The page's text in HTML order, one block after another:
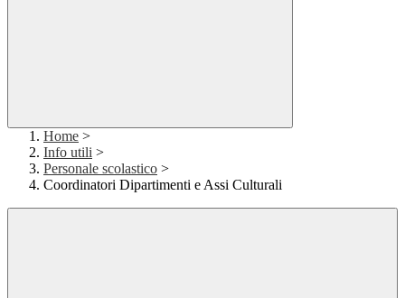
Home >
Info utili >
Personale scolastico >
Coordinatori Dipartimenti e Assi Culturali